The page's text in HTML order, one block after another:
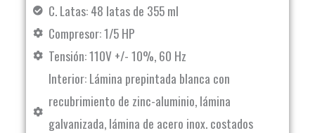
C. Latas: 48 latas de 355 ml
Compresor: 1/5 HP
Tensión: 110V +/- 10%, 60 Hz
Interior: Lámina prepintada blanca con
recubrimiento de zinc-aluminio, lámina
galvanizada, lámina de acero inox. costados